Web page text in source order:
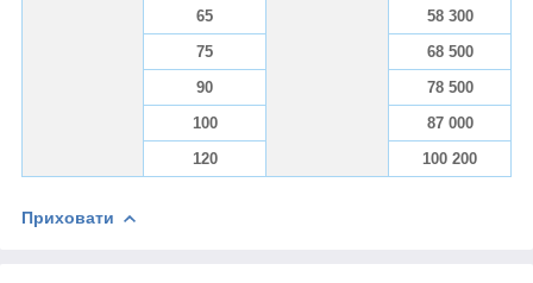
65
58 300
75
68 500
90
78 500
100
87 000
120
100 200
Приховати